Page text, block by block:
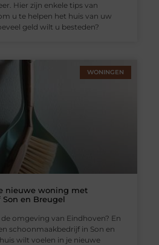
Hier zijn enkele tips van
u te helpen het huis van uw
geld wilt u besteden?
WONINGEN
nieuwe woning met
en Breugel
omgeving van Eindhoven? En
schoonmaakbedrijf in Son en
wilt voelen in je nieuwe